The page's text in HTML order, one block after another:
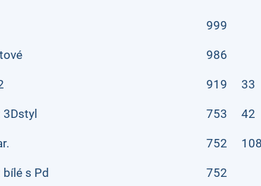
999
986
919 33
753 42
752 108
s Pd 752